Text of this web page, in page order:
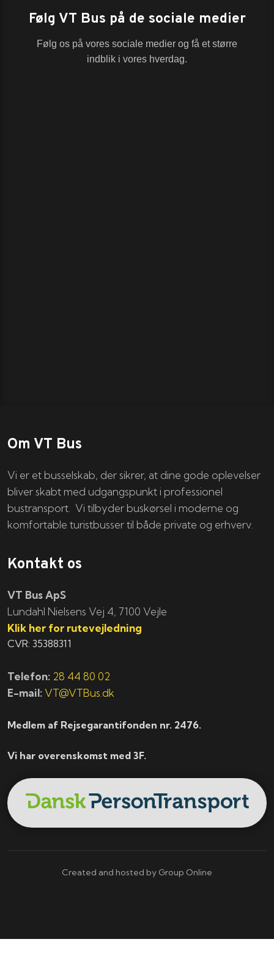
Følg VT Bus på de sociale medier
Følg os på vores sociale medier og få et større
indblik i vores hverdag.
Om VT Bus
Vi er et busselskab, der sikrer, at dine gode oplevelser
bliver skabt med udgangspunkt i professionel
bustransport. Vi tilbyder buskørsel i moderne og
komfortable turistbusser til både private og erhverv.
Kontakt os
VT Bus ApS
​​​Lundahl Nielsens Vej 4, 7100 Vejle
Klik her for rutevejledning
CVR: 35388311
Telefon: 28 44 80 02
E-mail: VT@VTBus.dk
Medlem af Rejsegarantifonden nr. 2476.
Vi har overenskomst med 3F.
Created and hosted by Group Online